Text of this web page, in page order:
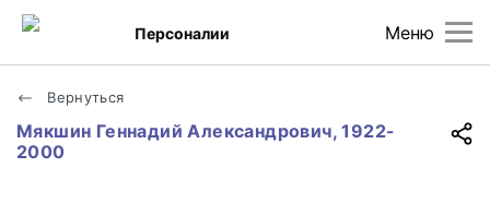
Меню
Персоналии
Вернуться
Мякшин Геннадий Александрович, 1922-
2000